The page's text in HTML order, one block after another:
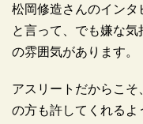
松岡修造さんのインタ
と言って、でも嫌な
の雰囲気があります。
アスリートだからこ
の方も許してくれるよ